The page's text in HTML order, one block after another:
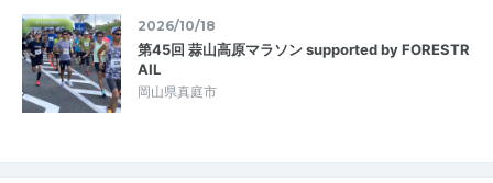
2026/10/18
第45回 蒜山高原マラソン supported by FORESTR
AIL
岡山県真庭市